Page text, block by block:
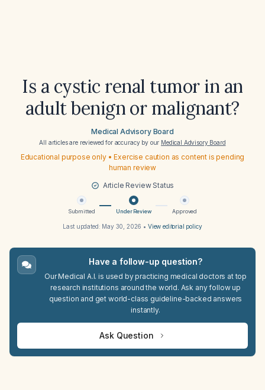
Is a cystic renal tumor in an
adult benign or malignant?
Medical Advisory Board
All articles are reviewed for accuracy by our Medical Advisory Board
Educational purpose only • Exercise caution as content is pending
human review
Article Review Status
Submitted Under Review Approved
Last updated: May 30, 2026 • View editorial policy
Have a follow-up question?
Our Medical A.I. is used by practicing medical doctors at top
research institutions around the world. Ask any follow up
question and get world-class guideline-backed answers
instantly.
Ask Question